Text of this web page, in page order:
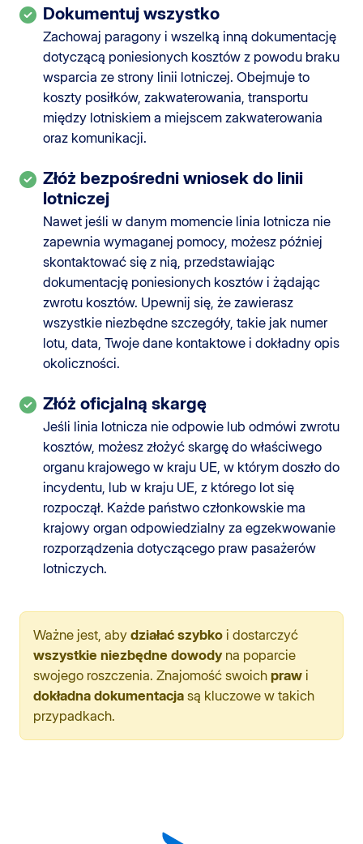
Dokumentuj wszystko
Zachowaj paragony i wszelką inną dokumentację
dotyczącą poniesionych kosztów z powodu braku
wsparcia ze strony linii lotniczej. Obejmuje to
koszty posiłków, zakwaterowania, transportu
między lotniskiem a miejscem zakwaterowania
oraz komunikacji.
Złóż bezpośredni wniosek do linii
lotniczej
Nawet jeśli w danym momencie linia lotnicza nie
zapewnia wymaganej pomocy, możesz później
skontaktować się z nią, przedstawiając
dokumentację poniesionych kosztów i żądając
zwrotu kosztów. Upewnij się, że zawierasz
wszystkie niezbędne szczegóły, takie jak numer
lotu, data, Twoje dane kontaktowe i dokładny opis
okoliczności.
Złóż oficjalną skargę
Jeśli linia lotnicza nie odpowie lub odmówi zwrotu
kosztów, możesz złożyć skargę do właściwego
organu krajowego w kraju UE, w którym doszło do
incydentu, lub w kraju UE, z którego lot się
rozpoczął. Każde państwo członkowskie ma
krajowy organ odpowiedzialny za egzekwowanie
rozporządzenia dotyczącego praw pasażerów
lotniczych.
Ważne jest, aby działać szybko i dostarczyć
wszystkie niezbędne dowodyna poparcie
swojego roszczenia. Znajomość swoich praw i
dokładna dokumentacja są kluczowe w takich
przypadkach.